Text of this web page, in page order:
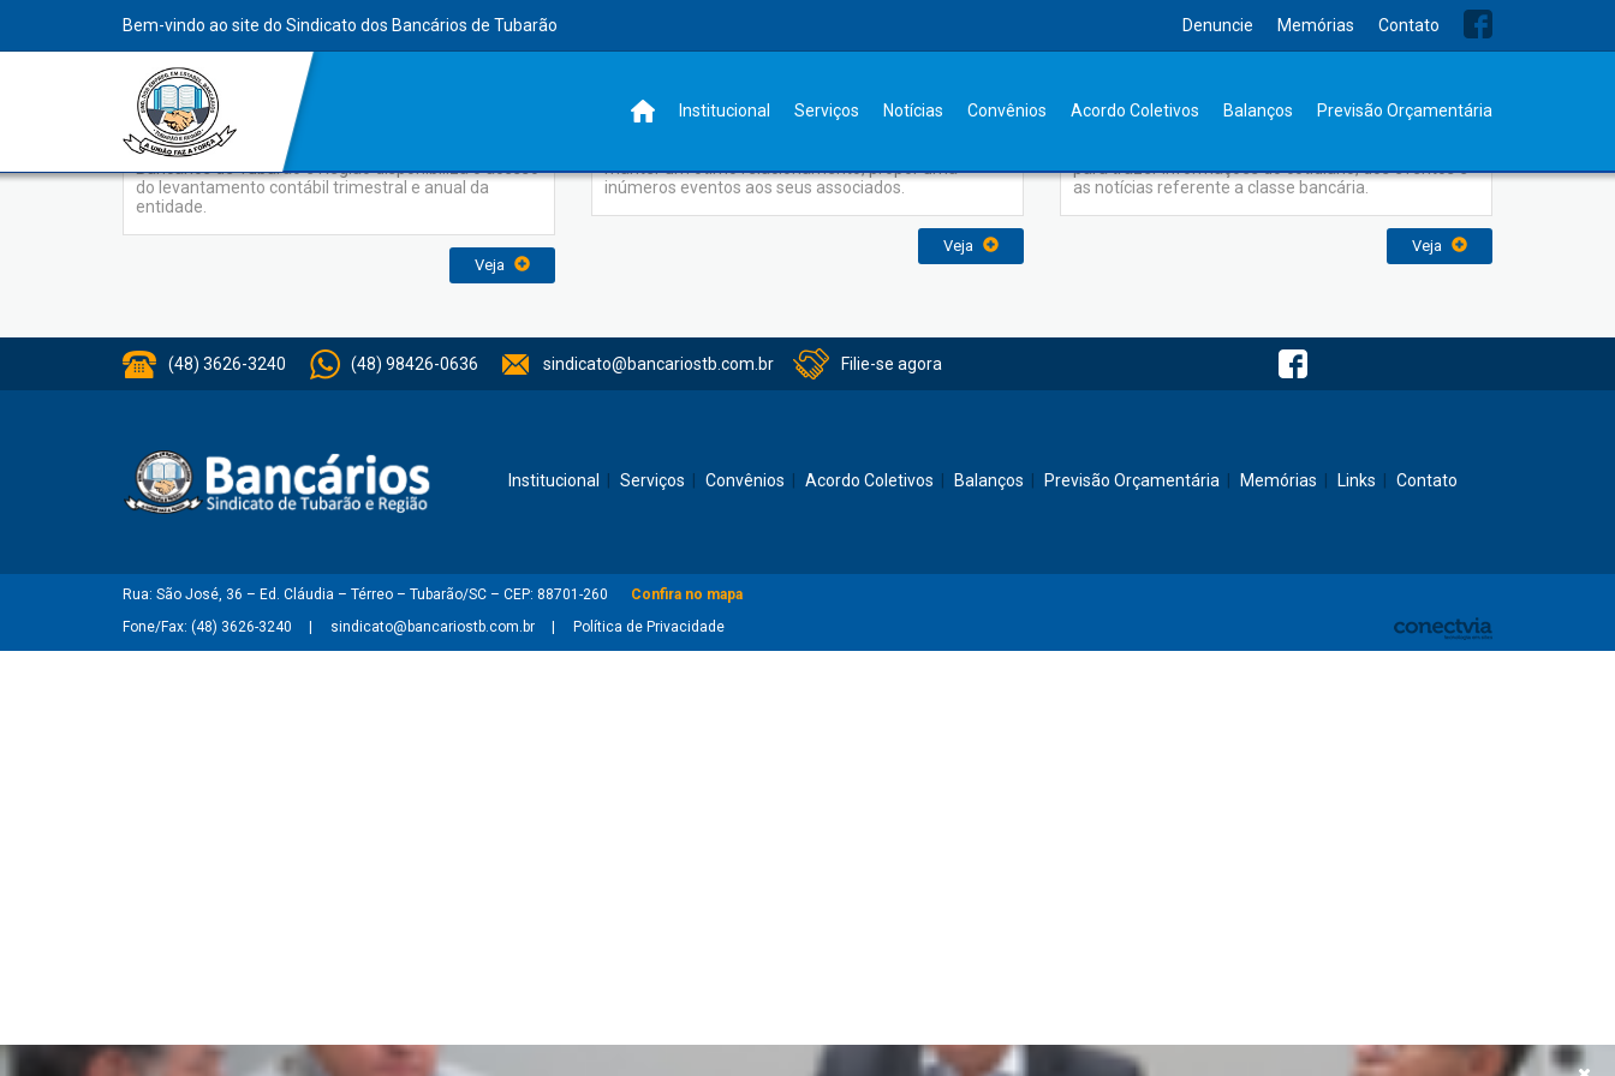
Bem-vindo ao site do Sindicato dos Bancários de Tubarão Denuncie Memórias Contato
Institucional Serviços Notícias Convênios Acordo Coletivos Balanços Previsão Orçamentária
Balanços
Para conhecimento de todos, o Sindicato dos
Bancários de Tubarão e Região disponibiliza o acesso
do levantamento contábil trimestral e anual da
entidade.
Veja
Eventos
manter um ótimo relacionamento, propor uma
inúmeros eventos aos seus associados.
Veja
para trazer informações do cotidiano, dos eventos e
as notícias referente a classe bancária.
Veja
(48) 3626-3240 (48) 98426-0636 sindicato@bancariostb.com.br Filie-se agora
Institucional Serviços Convênios Acordo Coletivos Balanços Previsão Orçamentária Memórias Links Contato
Rua: São José, 36 – Ed. Cláudia – Térreo – Tubarão/SC – CEP: 88701-260
Confira no mapa
Fone/Fax: (48) 3626-3240
sindicato@bancariostb.com.br Política de Privacidade